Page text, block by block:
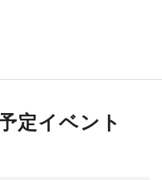
定イベント